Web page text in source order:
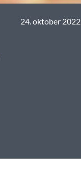
24. oktober 2022